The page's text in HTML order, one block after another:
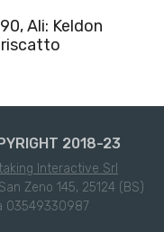
Ali: Keldon
2018-23
Interactive Srl
Zeno 145, 25124 (BS)
03549330987